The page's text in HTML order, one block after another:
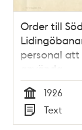
Order till
personal
använda
Sturegatan
Tid
1926
Typ
Text